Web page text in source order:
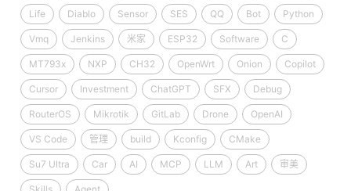
Life Diablo Sensor SES QQ Bot Python
Vmq Jenkins 米家 ESP32 Software C
MT793x NXP CH32 OpenWrt Onion Copilot
Cursor Investment ChatGPT SFX Debug
RouterOS Mikrotik GitLab Drone OpenAI
VS Code 管理 build Kconfig CMake
Su7 Ultra Car AI MCP LLM Art 审美